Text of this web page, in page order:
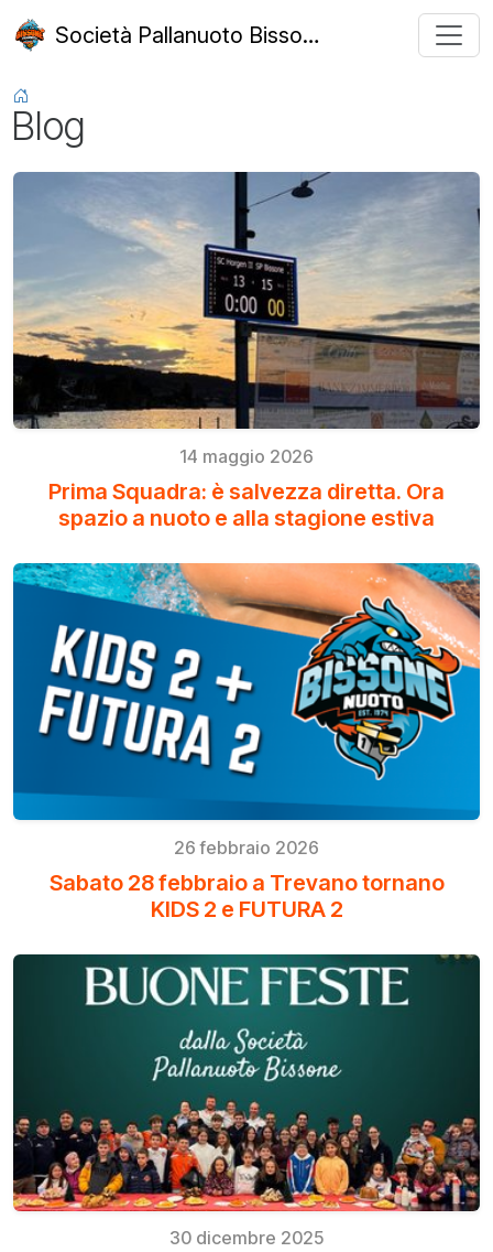
Società Pallanuoto Bissone
Blog
14 maggio 2026
Prima Squadra: è salvezza diretta. Ora
spazio a nuoto e alla stagione estiva
26 febbraio 2026
Sabato 28 febbraio a Trevano tornano
KIDS 2 e FUTURA 2
30 dicembre 2025